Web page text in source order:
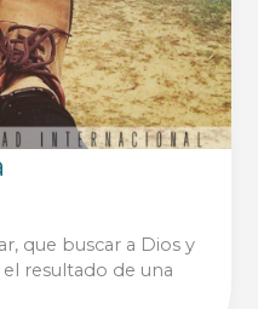
que buscar a Dios y
resultado de una